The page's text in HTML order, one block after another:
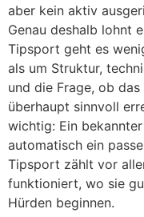
aber kein aktiv
Genau deshalb lohnt
Tipsport geht es
als um Struktur,
und die Frage, ob
überhaupt sinnvoll
wichtig: Ein
automatisch ein
Tipsport zählt vor
funktioniert, wo sie
Hürden beginnen.